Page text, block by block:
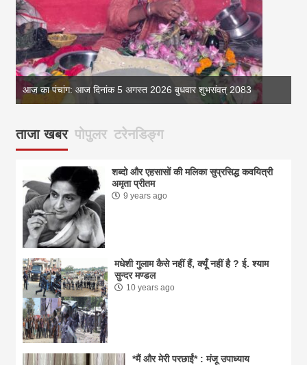
आज का पंचांग: आज दिनांक 5 अगस्त 2026 बुधवार शुभसंवत् 2083
ताजा खबर पोपुलर टरेनडिङ्ग
शब्दो और एहसासों की मलिका सुप्रसिद्ध कवयित्री
अमृता प्रीतम
9 years ago
मधेशी गुलाम कैसे नहीं हैं, क्यूँ नहीं है ? ई. श्याम
सुन्दर मण्डल
10 years ago
*मैं और मेरी परछाईं* : मंजू उपाध्याय